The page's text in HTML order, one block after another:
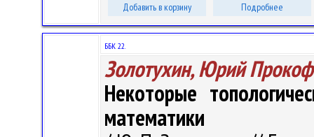
Добавить в корзину Подробнее
ББК 22.
Золотухин, Юрий
Некоторые
математики